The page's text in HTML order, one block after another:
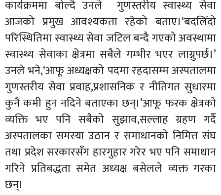
कार्यक्रममा बोल्दै उनले गुणस्तरीय स्वास्थ्य सेवा
आजको प्रमुख आवश्यकता रहेको बताए।‘बदलिँदो
परिस्थितिमा स्वास्थ्य सेवा जटिल बन्दै गएको अवस्थामा
स्वास्थ्य सेवाका क्षेत्रमा सबैले गम्भीर भएर लाग्नुपर्छ।’
उनले भने,‘आफू अध्यक्षको पदमा रहदासम्म अस्पतालमा
गुणस्तरीय सेवा प्रवाह,प्रशासनिक र नीतिगत सुधारमा
कुनै कमी हुन नदिने बताएका छन्।’आफू फरक क्षेत्रको
व्यक्ति भए पनि सबैको सुझाव,सल्लाह ग्रहण गर्दै
अस्पतालका समस्या उठान र समाधानको निमित्त संघ
तथा प्रदेश सरकारसँग हारगुहार गरेर भए पनि समाधान
गरिने प्रतिबद्धता समेत अध्यक्ष बसेलले व्यक्त गरका
छन्।